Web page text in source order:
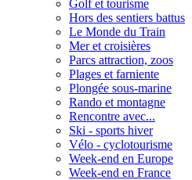
Golf et tourisme
Hors des sentiers battus
Le Monde du Train
Mer et croisières
Parcs attraction, zoos
Plages et farniente
Plongée sous-marine
Rando et montagne
Rencontre avec...
Ski - sports hiver
Vélo - cyclotourisme
Week-end en Europe
Week-end en France